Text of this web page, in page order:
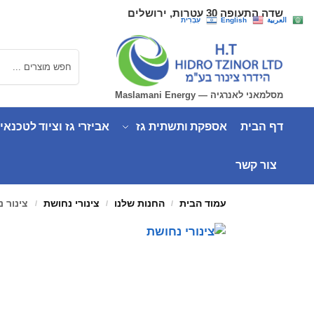
שדה התעופה 30 עטרות, ירושלים
מסלמאני לאנרגיה — Maslamani Energy
דף הבית אספקת ותשתית גז אביזרי גז וציוד
צור קשר
עמוד הבית / החנות שלנו / צינורי נחושת / צינור
العربية English עִבְרִית